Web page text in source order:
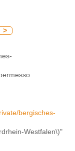
>
bergisches-
Westfalen\)"